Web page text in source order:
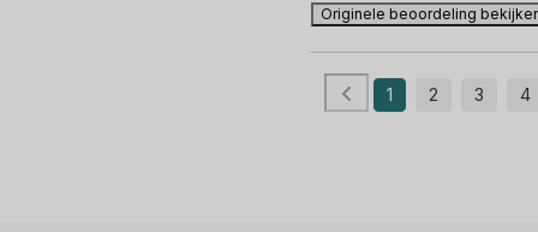
Originele beoordeling
1 2 3 4